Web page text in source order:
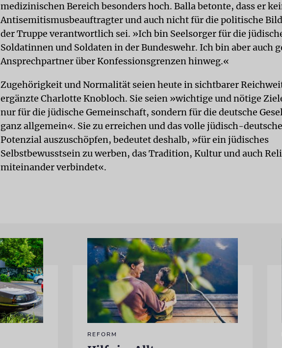
medizinischen Bereich besonders hoch. Balla betonte, dass er
Antisemitismusbeauftragter und auch nicht für die politische
der Truppe verantwortlich sei. »Ich bin Seelsorger für die
Soldatinnen und Soldaten in der Bundeswehr. Ich bin aber auch
Ansprechpartner über Konfessionsgrenzen hinweg.«
Zugehörigkeit und Normalität seien heute in sichtbarer
ergänzte Charlotte Knobloch. Sie seien »wichtige und nötige
nur für die jüdische Gemeinschaft, sondern für die deutsche
ganz allgemein«. Sie zu erreichen und das volle jüdisch-deutsche
Potenzial auszuschöpfen, bedeutet deshalb, »für ein jüdisches
Selbstbewusstsein zu werben, das Tradition, Kultur und auch
miteinander verbindet«.
REFORM